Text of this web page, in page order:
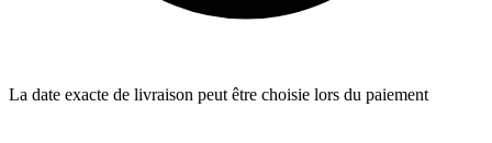
La date exacte de livraison peut être choisie lors du paiement